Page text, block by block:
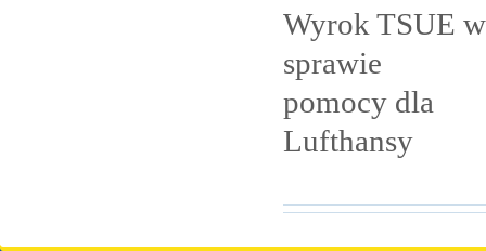
Wyrok TSUE w
sprawie
pomocy dla
Lufthansy